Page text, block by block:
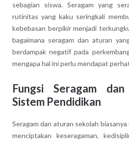
sebagian siswa. Seragam yang
rutinitas yang kaku seringkali
kebebasan berpikir menjadi
bagaimana seragam dan aturan
berdampak negatif pada
mengapa hal ini perlu mendapat
Fungsi Seragam
Sistem Pendidikan
Seragam dan aturan sekolah
menciptakan keseragaman,